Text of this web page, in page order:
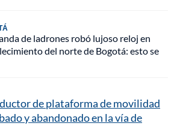
de ladrones robó lujoso reloj en
del norte de Bogotá: esto se
de plataforma de movilidad
y abandonado en la vía de